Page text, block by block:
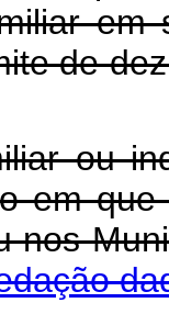
em
de
ou
em
nos